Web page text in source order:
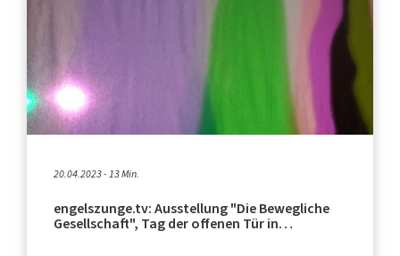
20.04.2023 - 13 Min.
engelszunge.tv: Ausstellung "Die Bewegliche
Gesellschaft", Tag der offenen Tür in